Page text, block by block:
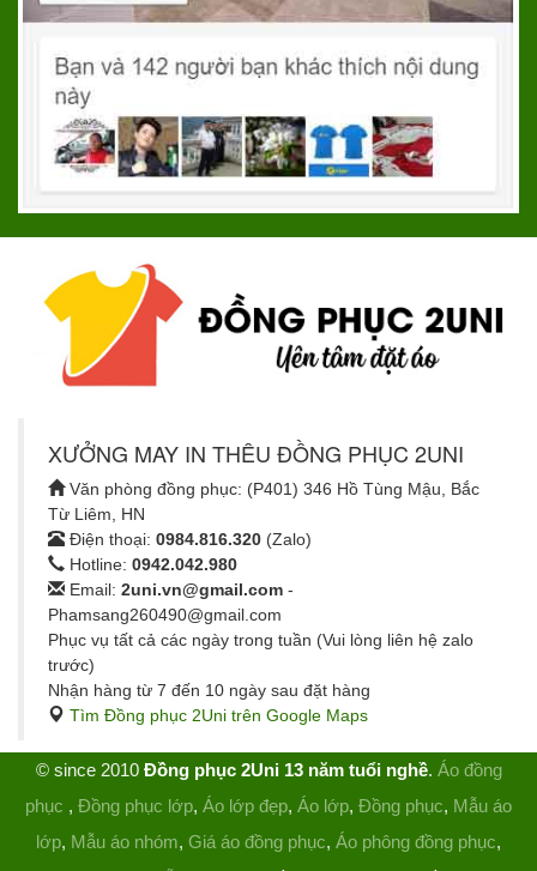
XƯỞNG MAY IN THÊU ĐỒNG PHỤC 2UNI
Văn phòng đồng phục: (P401) 346 Hồ Tùng Mậu, Bắc
Từ Liêm, HN
Điện thoại: 0984.816.320 (Zalo)
Hotline: 0942.042.980
Email: 2uni.vn@gmail.com -
Phamsang260490@gmail.com
Phục vụ tất cả các ngày trong tuần (Vui lòng liên hệ zalo
trước)
Nhận hàng từ 7 đến 10 ngày sau đặt hàng
Tìm Đồng phục 2Uni trên Google Maps
© since 2010 Đồng phục 2Uni 13 năm tuổi nghề. Áo đồng
phục , Đồng phục lớp, Áo lớp đẹp, Áo lớp, Đồng phục, Mẫu áo
lớp, Mẫu áo nhóm, Giá áo đồng phục, Áo phông đồng phục,